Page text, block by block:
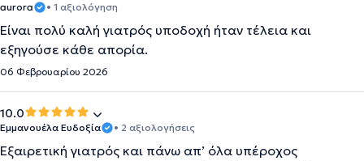
aurora • 1 αξιολόγηση
Είναι πολύ καλή γιατρός υποδοχή ήταν τέλεια και
εξηγούσε κάθε απορία.
06 Φεβρουαρίου 2026
10.0
Εμμανουέλα Ευδοξία • 2 αξιολογήσεις
Εξαιρετική γιατρός και πάνω απ’ όλα υπέροχος